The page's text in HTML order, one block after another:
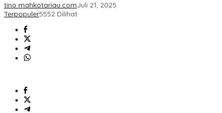
tino mahkotariau.comJuli 21, 2025
Terpopuler5552 Dilihat